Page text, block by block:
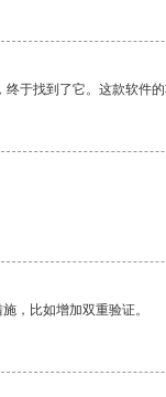
于找到了它。这款软件
，比如增加双重验证。